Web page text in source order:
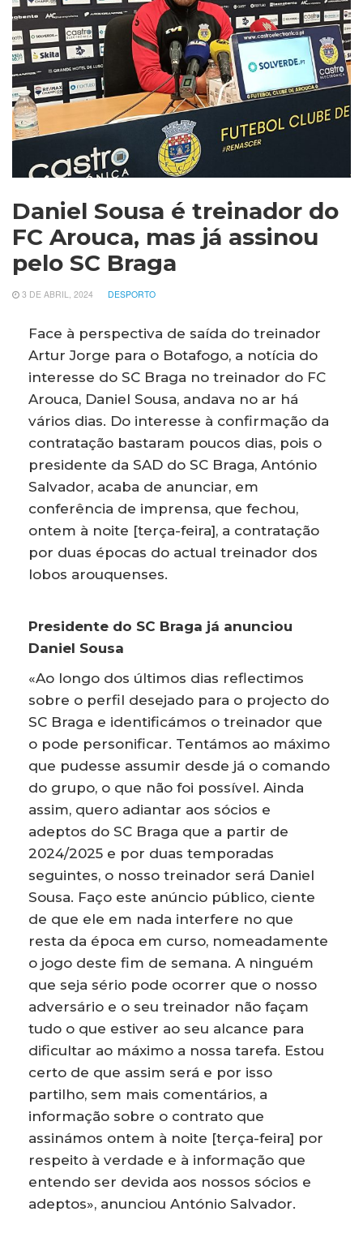
Daniel Sousa é treinador do
FC Arouca, mas já assinou
pelo SC Braga
3 DE ABRIL, 2024 DESPORTO
Face à perspectiva de saída do treinador
Artur Jorge para o Botafogo, a notícia do
interesse do SC Braga no treinador do FC
Arouca, Daniel Sousa, andava no ar há
vários dias. Do interesse à confirmação da
contratação bastaram poucos dias, pois o
presidente da SAD do SC Braga, António
Salvador, acaba de anunciar, em
conferência de imprensa, que fechou,
ontem à noite [terça-feira], a contratação
por duas épocas do actual treinador dos
lobos arouquenses.
Presidente do SC Braga já anunciou
Daniel Sousa
«Ao longo dos últimos dias reflectimos
sobre o perfil desejado para o projecto do
SC Braga e identificámos o treinador que
o pode personificar. Tentámos ao máximo
que pudesse assumir desde já o comando
do grupo, o que não foi possível. Ainda
assim, quero adiantar aos sócios e
adeptos do SC Braga que a partir de
2024/2025 e por duas temporadas
seguintes, o nosso treinador será Daniel
Sousa. Faço este anúncio público, ciente
de que ele em nada interfere no que
resta da época em curso, nomeadamente
o jogo deste fim de semana. A ninguém
que seja sério pode ocorrer que o nosso
adversário e o seu treinador não façam
tudo o que estiver ao seu alcance para
dificultar ao máximo a nossa tarefa. Estou
certo de que assim será e por isso
partilho, sem mais comentários, a
informação sobre o contrato que
assinámos ontem à noite [terça-feira] por
respeito à verdade e à informação que
entendo ser devida aos nossos sócios e
adeptos», anunciou António Salvador.